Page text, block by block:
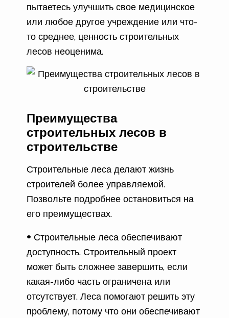
пытаетесь улучшить свое медицинское
или любое другое учреждение или что-
то среднее, ценность строительных
лесов неоценима.
Преимущества
строительных лесов в
строительстве
Строительные леса делают жизнь
строителей более управляемой.
Позвольте подробнее остановиться на
его преимуществах.
Строительные леса обеспечивают
доступность. Строительный проект
может быть сложнее завершить, если
какая-либо часть ограничена или
отсутствует. Леса помогают решить эту
проблему, потому что они обеспечивают